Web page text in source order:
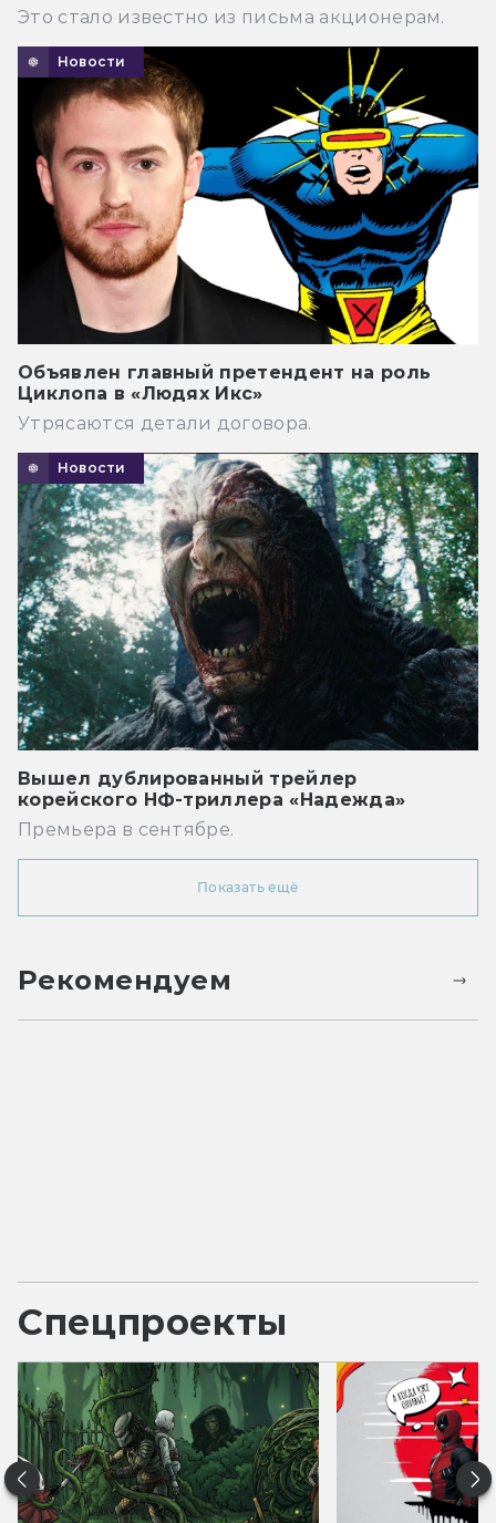
Это стало известно из письма акционерам.
Новости
Объявлен главный претендент на роль
Циклопа в «Людях Икс»
Утрясаются детали договора.
Новости
Вышел дублированный трейлер
корейского НФ-триллера «Надежда»
Премьера в сентябре.
Показать ещё
Рекомендуем
Спецпроекты